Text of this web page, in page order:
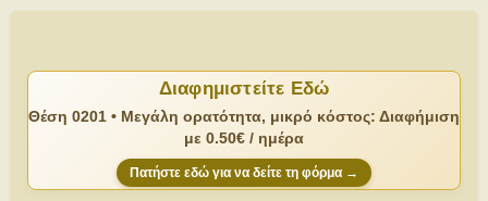
Διαφημιστείτε Εδώ
Θέση 0201 • Μεγάλη ορατότητα, μικρό κόστος: Διαφήμιση
με 0.50€ / ημέρα
Πατήστε εδώ για να δείτε τη φόρμα →